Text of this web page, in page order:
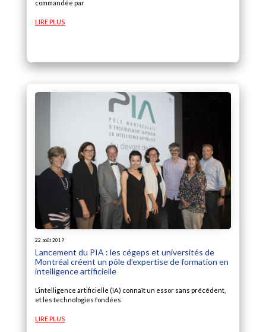
commandée par
LIRE PLUS
22 août 2019
Lancement du PIA : les cégeps et universités de
Montréal créent un pôle d’expertise de formation en
intelligence artificielle
L’intelligence artificielle (IA) connaît un essor sans précédent,
et les technologies fondées
LIRE PLUS